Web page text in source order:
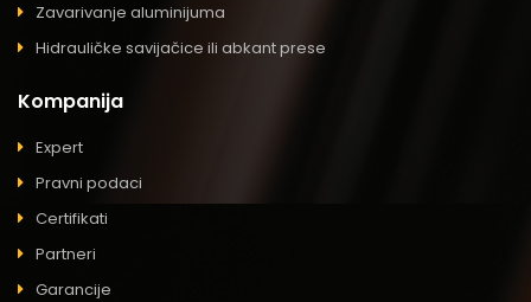
Zavarivanje aluminijuma
Hidrauličke savijačice ili abkant prese
Kompanija
Expert
Pravni podaci
Certifikati
Partneri
Garancije